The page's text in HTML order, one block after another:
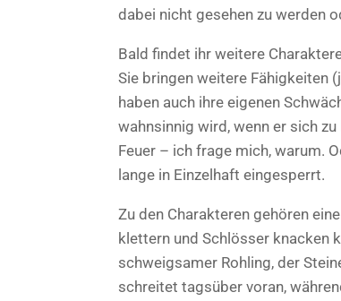
dabei nicht gesehen zu werden
Bald findet ihr weitere
Sie bringen weitere Fähigkeiten
haben auch ihre eigenen
wahnsinnig wird, wenn er sich
Feuer – ich frage mich, warum.
lange in Einzelhaft eingesperrt.
Zu den Charakteren gehören
klettern und Schlösser knacken
schweigsamer Rohling, der
schreitet tagsüber voran,